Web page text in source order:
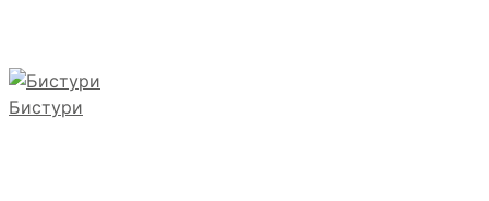
Бистури